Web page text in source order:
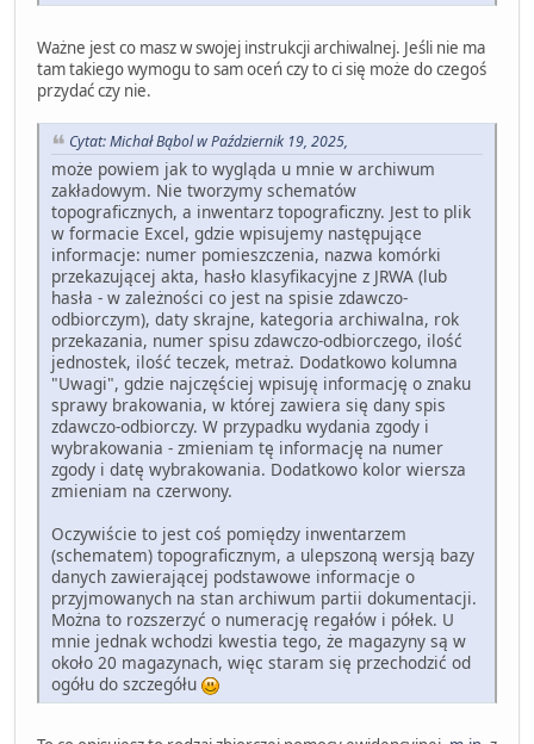
Ważne jest co masz w swojej instrukcji archiwalnej. Jeśli nie ma
tam takiego wymogu to sam oceń czy to ci się może do czegoś
przydać czy nie.
Cytat: Michał Bąbol w Październik 19, 2025,
może powiem jak to wygląda u mnie w archiwum
zakładowym. Nie tworzymy schematów
topograficznych, a inwentarz topograficzny. Jest to plik
w formacie Excel, gdzie wpisujemy następujące
informacje: numer pomieszczenia, nazwa komórki
przekazującej akta, hasło klasyfikacyjne z JRWA (lub
hasła - w zależności co jest na spisie zdawczo-
odbiorczym), daty skrajne, kategoria archiwalna, rok
przekazania, numer spisu zdawczo-odbiorczego, ilość
jednostek, ilość teczek, metraż. Dodatkowo kolumna
"Uwagi", gdzie najczęściej wpisuję informację o znaku
sprawy brakowania, w której zawiera się dany spis
zdawczo-odbiorczy. W przypadku wydania zgody i
wybrakowania - zmieniam tę informację na numer
zgody i datę wybrakowania. Dodatkowo kolor wiersza
zmieniam na czerwony.
Oczywiście to jest coś pomiędzy inwentarzem
(schematem) topograficznym, a ulepszoną wersją bazy
danych zawierającej podstawowe informacje o
przyjmowanych na stan archiwum partii dokumentacji.
Można to rozszerzyć o numerację regałów i półek. U
mnie jednak wchodzi kwestia tego, że magazyny są w
około 20 magazynach, więc staram się przechodzić od
ogółu do szczegółu